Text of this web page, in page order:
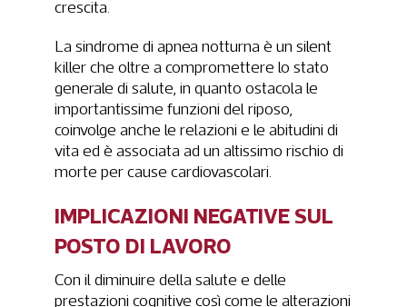
crescita.
La sindrome di apnea notturna è un silent
killer che oltre a compromettere lo stato
generale di salute, in quanto ostacola le
importantissime funzioni del riposo,
coinvolge anche le relazioni e le abitudini di
vita ed è associata ad un altissimo rischio di
morte per cause cardiovascolari.
IMPLICAZIONI NEGATIVE SUL
POSTO DI LAVORO
Con il diminuire della salute e delle
prestazioni cognitive così come le alterazioni